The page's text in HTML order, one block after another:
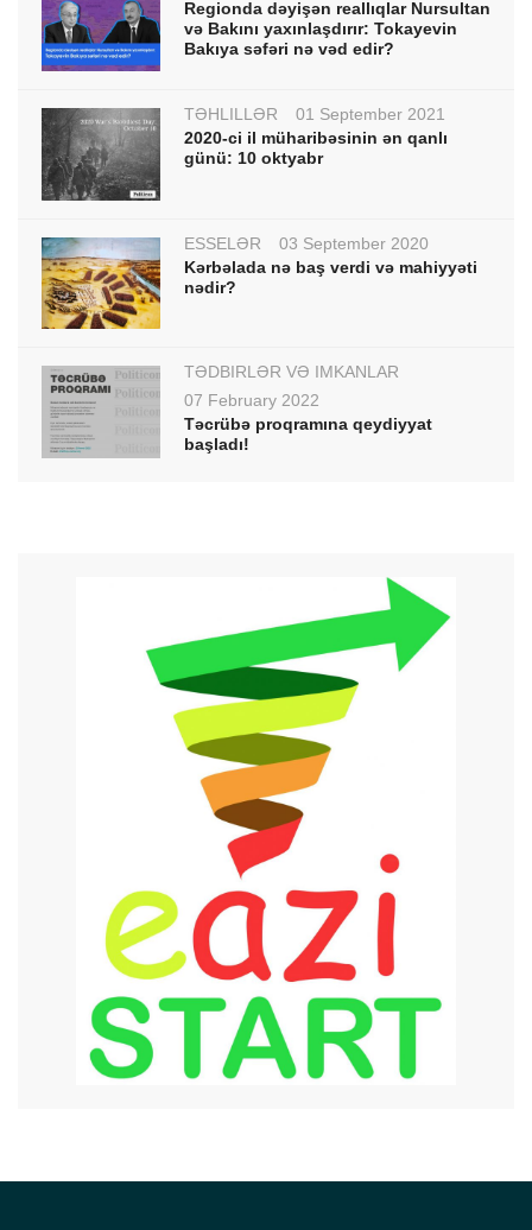
Regionda dəyişən reallıqlar Nursultan
və Bakını yaxınlaşdırır: Tokayevin
Bakıya səfəri nə vəd edir?
TƏHLİLLƏR
01 September 2021
2020-ci il müharibəsinin ən qanlı
günü: 10 oktyabr
ESSELƏR
03 September 2020
Kərbəlada nə baş verdi və mahiyyəti
nədir?
TƏDBİRLƏR VƏ İMKANLAR
07 February 2022
Təcrübə proqramına qeydiyyat
başladı!